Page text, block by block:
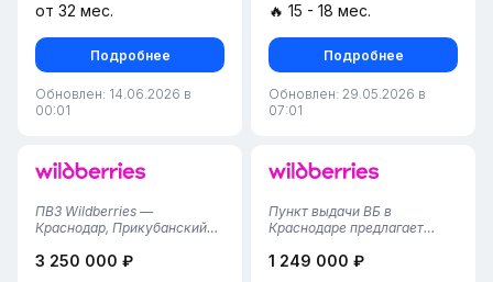
от 32 мес.
Подробнее
Обновлен: 14.06.2026 в
00:01
🔥 15 - 18 мес.
Подробнее
Обновлен: 29.05.2026 в
07:01
ПВЗ Wildberries —
Краснодар, Прикубанский
Прикубанский район, зона
3 250 000 ₽
Пункт выдачи ВБ в
Краснодаре предлагает
получения ваших заказов. С
1 249 000 ₽